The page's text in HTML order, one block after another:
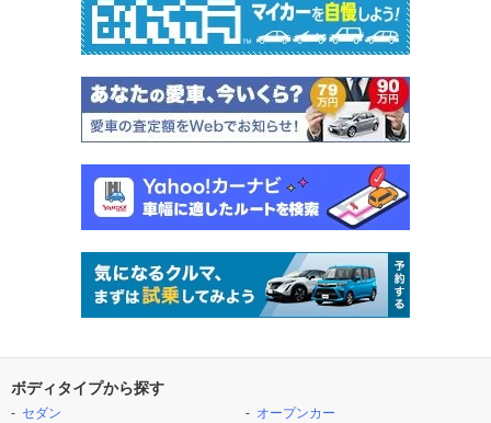
ボディタイプから探す
セダン
オープンカー